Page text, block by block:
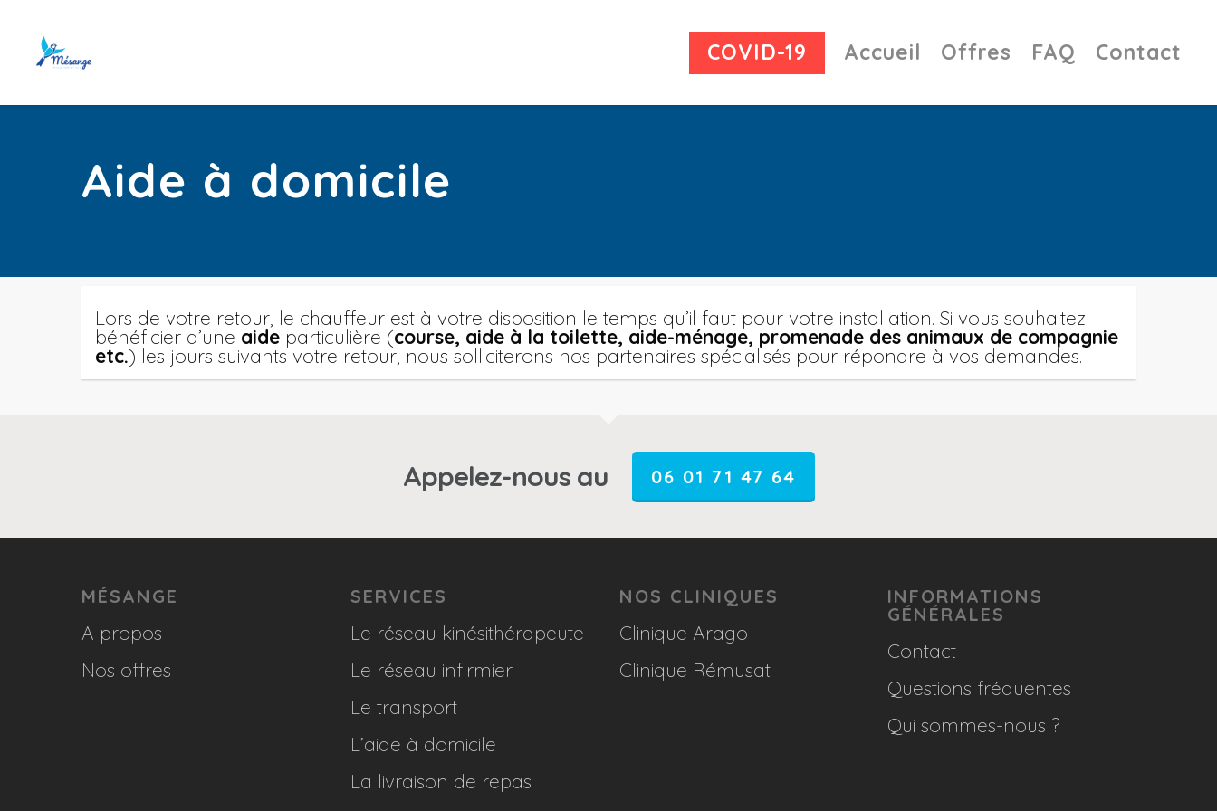
COVID-19 Accueil Offres FAQ Contact
Aide à domicile
Lors de votre retour, le chauffeur est à votre disposition le temps qu’il faut pour votre installation. Si vous souhaitez
bénéficier d’une aide particulière (course, aide à la toilette, aide-ménage, promenade des animaux de compagnie
etc.) les jours suivants votre retour, nous solliciterons nos partenaires spécialisés pour répondre à vos demandes.
Appelez-nous au 06 01 71 47 64
MÉSANGE
A propos
Nos offres
SERVICES
Le réseau kinésithérapeute
Le réseau infirmier
Le transport
L’aide à domicile
La livraison de repas
NOS CLINIQUES
Clinique Arago
Clinique Rémusat
INFORMATIONS
GÉNÉRALES
Contact
Questions fréquentes
Qui sommes-nous ?